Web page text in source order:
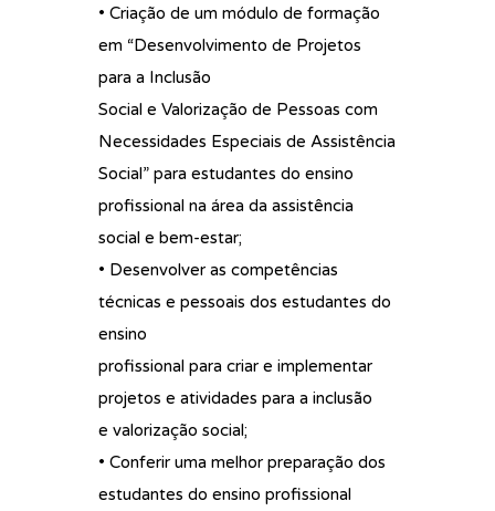
• Criação de um módulo de formação
em “Desenvolvimento de Projetos
para a Inclusão
Social e Valorização de Pessoas com
Necessidades Especiais de Assistência
Social” para estudantes do ensino
profissional na área da assistência
social e bem-estar;
• Desenvolver as competências
técnicas e pessoais dos estudantes do
ensino
profissional para criar e implementar
projetos e atividades para a inclusão
e valorização social;
• Conferir uma melhor preparação dos
estudantes do ensino profissional